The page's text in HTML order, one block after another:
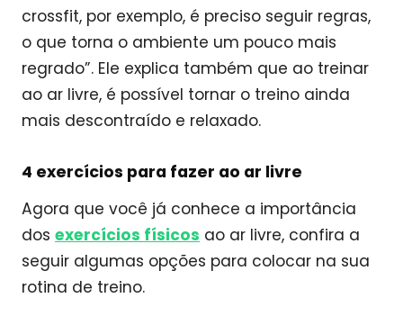
crossfit, por exemplo, é preciso seguir regras,
o que torna o ambiente um pouco mais
regrado”. Ele explica também que ao treinar
ao ar livre, é possível tornar o treino ainda
mais descontraído e relaxado.
4 exercícios para fazer ao ar livre
Agora que você já conhece a importância
dos exercícios físicos ao ar livre, confira a
seguir algumas opções para colocar na sua
rotina de treino.